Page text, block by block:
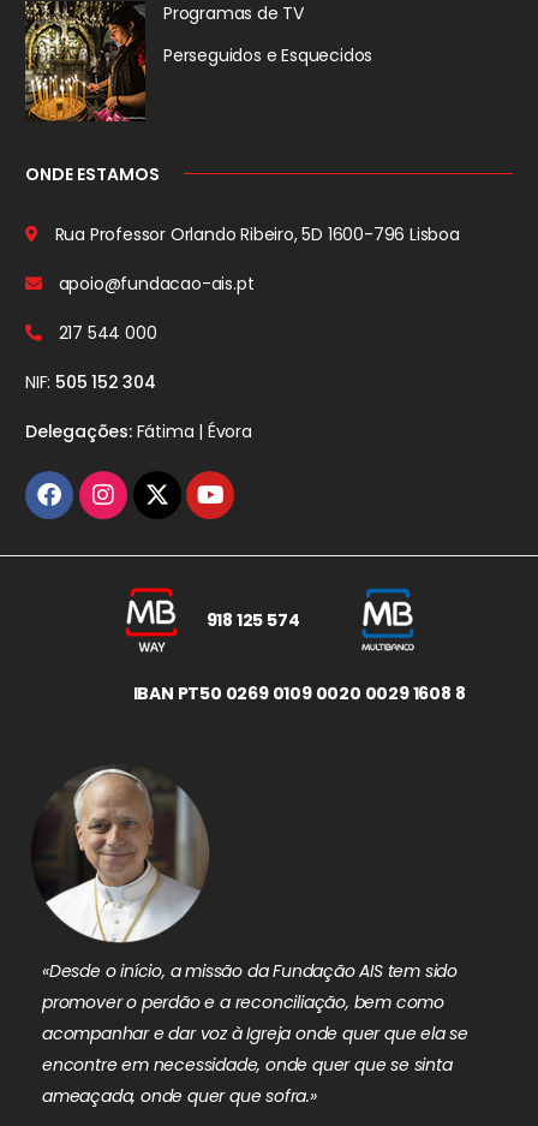
Programas de TV
Perseguidos e Esquecidos
ONDE ESTAMOS
Rua Professor Orlando Ribeiro, 5D 1600-796 Lisboa
apoio@fundacao-ais.pt
217 544 000
NIF: 505 152 304
Delegações:Fátima | Évora
918 125 574
IBAN PT50 0269 0109 0020 0029 1608 8
«Desde o início, a missão da Fundação AIS tem sido
promover o perdão e a reconciliação, bem como
acompanhar e dar voz à Igreja onde quer que ela se
encontre em necessidade, onde quer que se sinta
ameaçada, onde quer que sofra.»